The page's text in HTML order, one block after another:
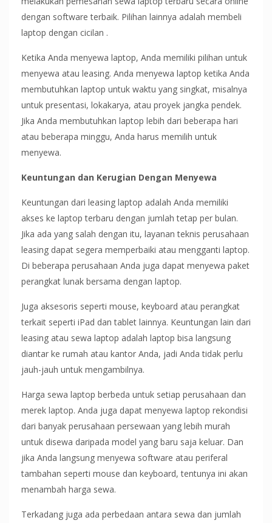
dengan software terbaik. Pilihan lainnya adalah membeli
laptop dengan cicilan .
Ketika Anda menyewa laptop, Anda memiliki pilihan untuk
menyewa atau leasing. Anda menyewa laptop ketika Anda
membutuhkan laptop untuk waktu yang singkat, misalnya
untuk presentasi, lokakarya, atau proyek jangka pendek.
Jika Anda membutuhkan laptop lebih dari beberapa hari
atau beberapa minggu, Anda harus memilih untuk
menyewa.
Keuntungan dan Kerugian Dengan Menyewa
Keuntungan dari leasing laptop adalah Anda memiliki
akses ke laptop terbaru dengan jumlah tetap per bulan.
Jika ada yang salah dengan itu, layanan teknis perusahaan
leasing dapat segera memperbaiki atau mengganti laptop.
Di beberapa perusahaan Anda juga dapat menyewa paket
perangkat lunak bersama dengan laptop.
Juga aksesoris seperti mouse, keyboard atau perangkat
terkait seperti iPad dan tablet lainnya. Keuntungan lain dari
leasing atau sewa laptop adalah laptop bisa langsung
diantar ke rumah atau kantor Anda, jadi Anda tidak perlu
jauh-jauh untuk mengambilnya.
Harga sewa laptop berbeda untuk setiap perusahaan dan
merek laptop. Anda juga dapat menyewa laptop rekondisi
dari banyak perusahaan persewaan yang lebih murah
untuk disewa daripada model yang baru saja keluar. Dan
jika Anda langsung menyewa software atau periferal
tambahan seperti mouse dan keyboard, tentunya ini akan
menambah harga sewa.
Terkadang juga ada perbedaan antara sewa dan jumlah